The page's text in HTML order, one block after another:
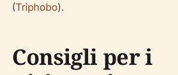
(Triphobo).
Consigli per i